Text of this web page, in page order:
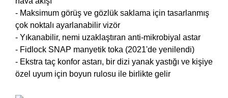
- Maksimum görüş ve gözlük saklama için tasarlanmış
çok noktalı ayarlanabilir vizör
- Yıkanabilir, nemi uzaklaştıran anti-mikrobiyal astar
- Fidlock SNAP manyetik toka (2021'de yenilendi)
- Ekstra taç konfor astarı, bir dizi yanak yastığı ve kişiye
özel uyum için boyun rulosu ile birlikte gelir